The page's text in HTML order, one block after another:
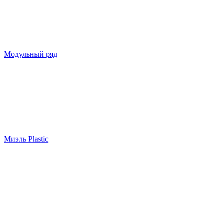
Модульный ряд
Миэль Plastic